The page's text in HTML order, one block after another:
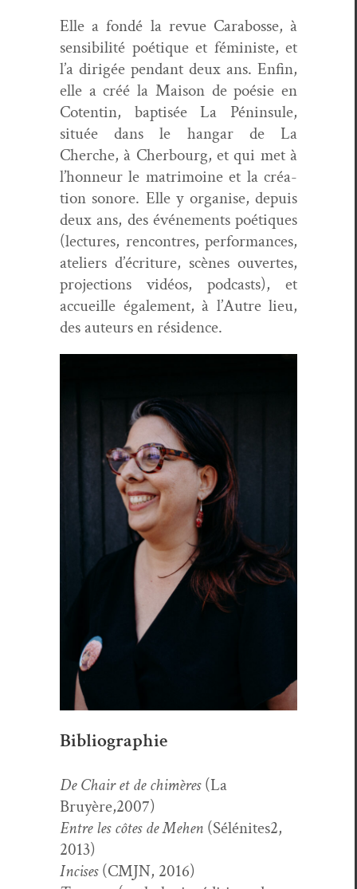
Elle a fondé la revue Cara­bosse, à
sen­si­bilité poé­tique et fémin­iste, et
l’a dirigée pen­dant deux ans. Enfin,
elle a créé la Mai­son de poésie en
Cotentin, bap­tiséeLa Pénin­sule,
située dans le hangar de La
Cherche, à Cher­bourg, et qui met à
l’hon­neur le mat­ri­moine et la créa­
tion sonore. Elle y organ­ise, depuis
deux ans, des événe­ments poé­tiques
(lec­tures, ren­con­tres, per­for­mances,
ate­liers d’écri­t­ure, scènes ouvertes,
pro­jec­tions vidéos, pod­casts), et
accueille égale­ment, à l’Autre lieu,
des auteurs en résidence.
Bibliographie
De Chair et de chimères(La
Bruyère,2007)
Entre les côtes de Mehen (Sélénites2,
2013)
Incis­es(CMJN, 2016)